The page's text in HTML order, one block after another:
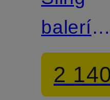
baleríny
2